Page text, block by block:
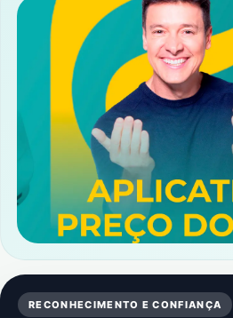
RECONHECIMENTO E CONFIANÇA